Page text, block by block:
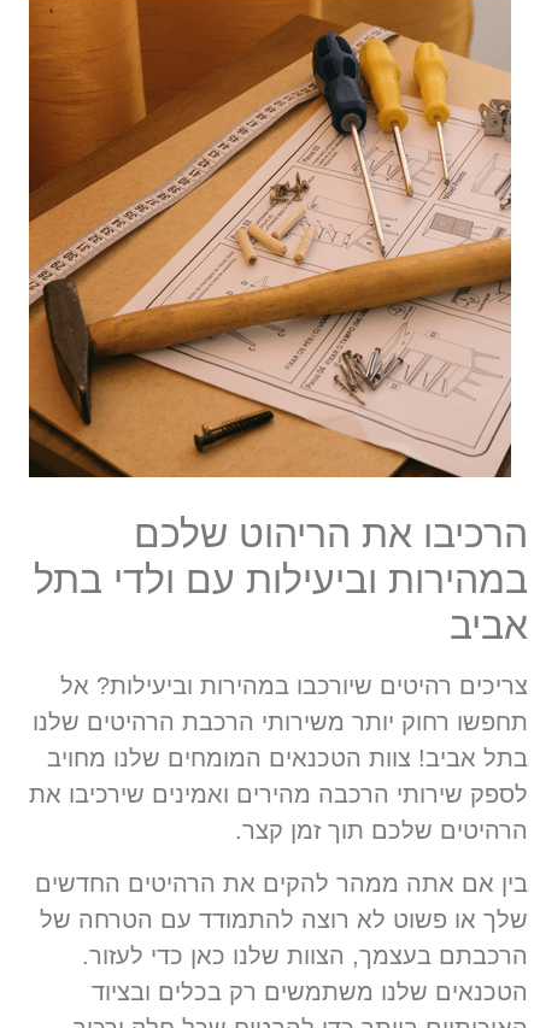
הרכיבו את הריהוט שלכם
במהירות וביעילות עם ולדי בתל
אביב
צריכים רהיטים שיורכבו במהירות וביעילות? אל
תחפשו רחוק יותר משירותי הרכבת הרהיטים שלנו
בתל אביב! צוות הטכנאים המומחים שלנו מחויב
לספק שירותי הרכבה מהירים ואמינים שירכיבו את
הרהיטים שלכם תוך זמן קצר.
בין אם אתה ממהר להקים את הרהיטים החדשים
שלך או פשוט לא רוצה להתמודד עם הטרחה של
הרכבתם בעצמך, הצוות שלנו כאן כדי לעזור.
הטכנאים שלנו משתמשים רק בכלים ובציוד